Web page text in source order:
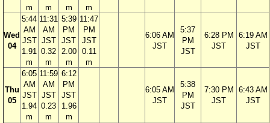
m
m
m
m
Wed
04
5:44
AM
JST
1.91
m
11:31
AM
JST
0.32
m
5:39
PM
JST
2.00
m
11:47
PM
JST
0.11
m
6:06 AM
JST
5:37
PM
JST
6:28 PM
JST
6:19 AM
JST
Thu
05
6:05
AM
JST
1.94
m
11:59
AM
JST
0.23
m
6:12
PM
JST
1.96
m
6:05 AM
JST
5:38
PM
JST
7:30 PM
JST
6:43 AM
JST